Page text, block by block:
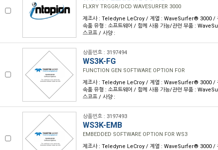
FLXRY TRGGR/DCD WAVESURFER 3000
제조사 : Teledyne LeCroy / 계열 : WaveSurfer® 3000 /
속품 유형 : 소프트웨어 / 함께 사용 가능/관련 부품 :
스코프 / 사양 :
상품번호 : 3197494
WS3K-FG
FUNCTION GEN SOFTWARE OPTION FOR
제조사 : Teledyne LeCroy / 계열 : WaveSurfer® 3000 /
속품 유형 : 소프트웨어 / 함께 사용 가능/관련 부품 :
스코프 / 사양 :
상품번호 : 3197493
WS3K-EMB
EMBEDDED SOFTWARE OPTION FOR WS3
제조사 : Teledyne LeCroy / 계열 : WaveSurfer® 3000 /